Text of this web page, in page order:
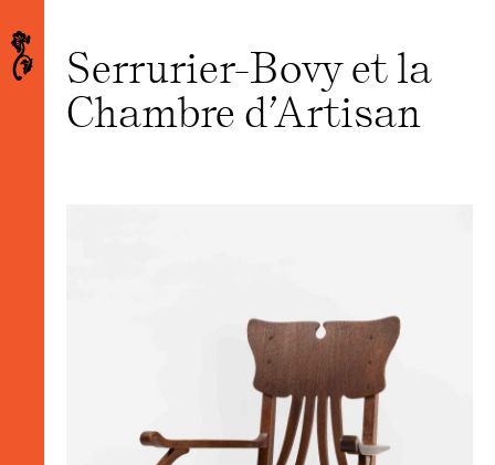
Serrurier-Bovy et la
Chambre d’Artisan